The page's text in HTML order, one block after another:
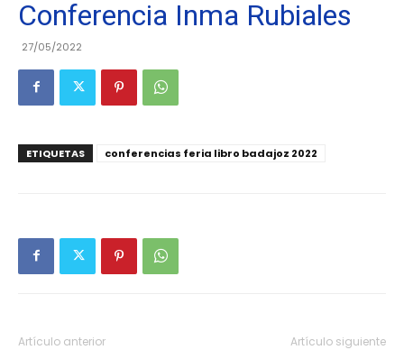
Conferencia Inma Rubiales
27/05/2022
ETIQUETAS conferencias feria libro badajoz 2022
Artículo anterior Artículo siguiente